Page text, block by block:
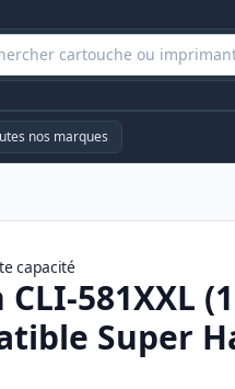
nos marques
capacité
CLI-581XXL
Super